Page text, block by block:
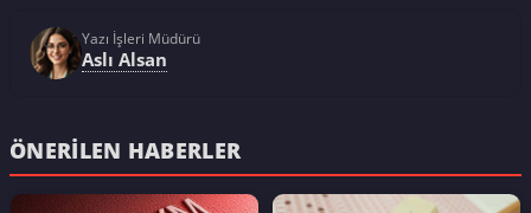
Yazı İşleri Müdürü
Aslı Alsan
ÖNERILEN HABERLER